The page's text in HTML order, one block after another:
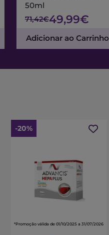
50ml
71,42€49,99€
Adicionar ao Carrinho
-20%
*Promoção válida de 01/10/2025 a 31/07/2026